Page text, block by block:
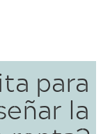
para
la